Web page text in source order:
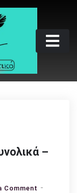
–
Comment on